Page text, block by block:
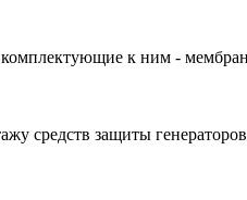
к ним -
средств защиты